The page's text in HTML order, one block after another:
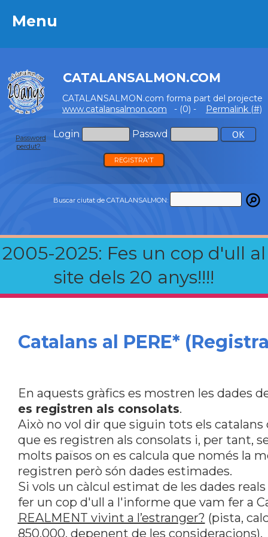
Menu
CATALANSALMON.COM
CATALANSALMON.com forma part del projecte
www.catalansalmon.com - (0) - Permalink (#)
Login Passwd
Password
perdut?
REGISTRA'T
Buscar ciutat de CATALANSALMON:
2005-2025: Fes un cop d'ull al
site dels 20 anys!!!!
Menu
Catalans al PERE*
En aquests gràfics es mostren les dades
es registren als consolats.
Això no vol dir que siguin tots els
que es registren als consolats i, per tant,
molts països on es calcula que només la
registren però són dades estimades.
Si vols un càlcul estimat de les dades
fer un cop d'ull a l'informe que vam fer a
REALMENT vivint a l’estranger? (pista,
850.000, depenent de les consideracions).